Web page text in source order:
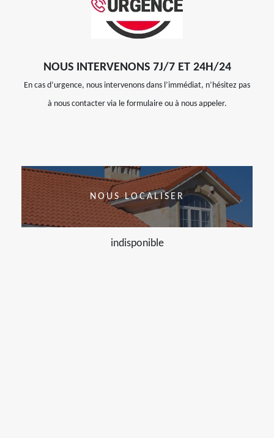
NOUS INTERVENONS 7J/7 ET 24H/24
En cas d’urgence, nous intervenons dans l’immédiat, n’hésitez pas
à nous contacter via le formulaire ou à nous appeler.
NOUS LOCALISER
indisponible